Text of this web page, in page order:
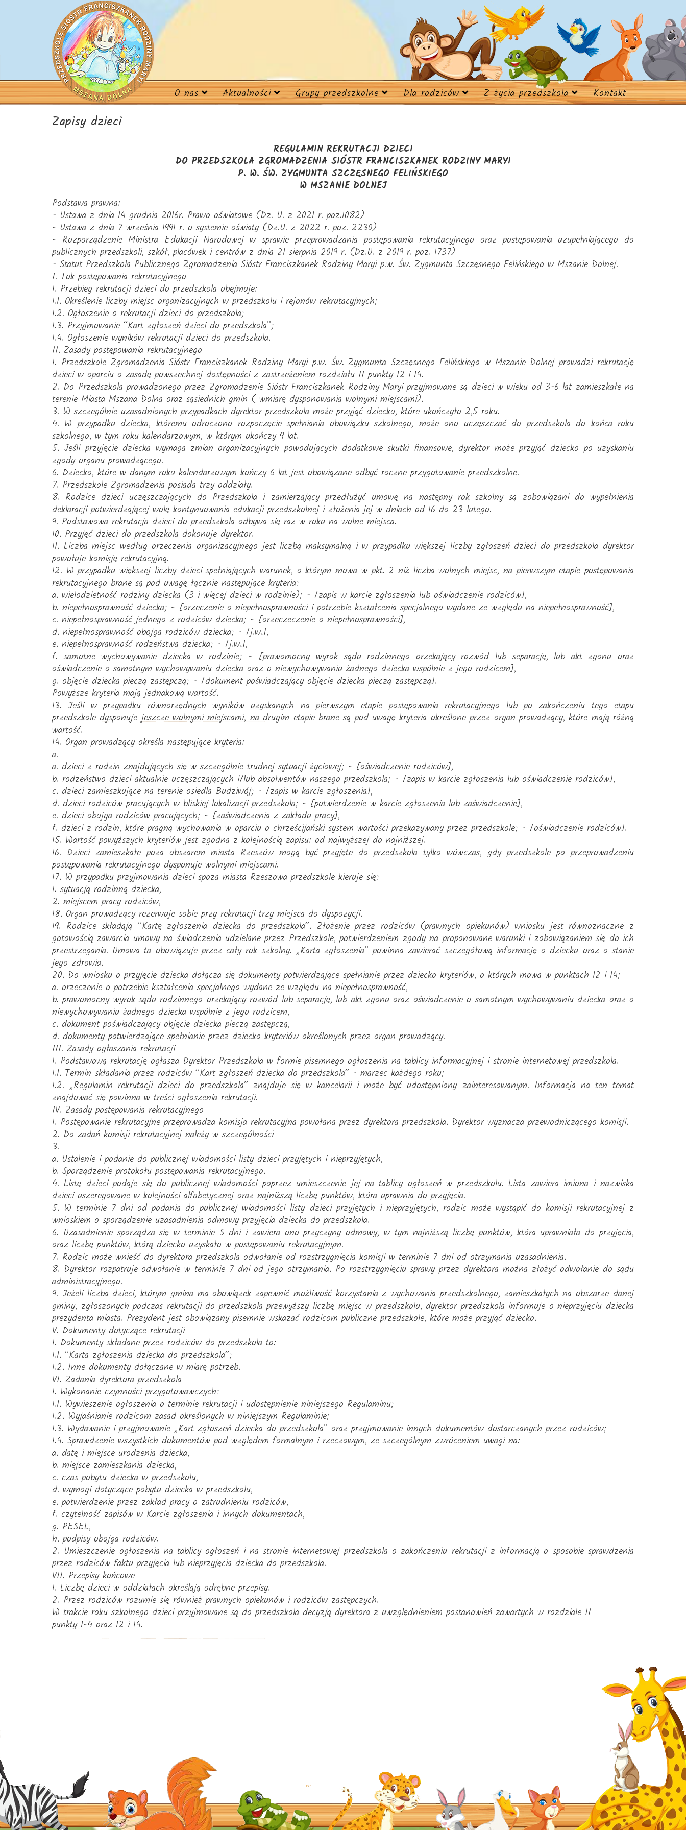
O nas Aktualności Grupy przedszkolne Dla rodziców Z życia przedszkola Kontakt
Zapisy dzieci
REGULAMIN REKRUTACJI DZIECI
DO PRZEDSZKOLA ZGROMADZENIA SIÓSTR FRANCISZKANEK RODZINY MARYI
P. W. ŚW. ZYGMUNTA SZCZĘSNEGO FELIŃSKIEGO
W MSZANIE DOLNEJ
Podstawa prawna:
- Ustawa z dnia 14 grudnia 2016r. Prawo oświatowe (Dz. U. z 2021 r. poz.1082)
- Ustawa z dnia 7 września 1991 r. o systemie oświaty (Dz.U. z 2022 r. poz. 2230)
- Rozporządzenie Ministra Edukacji Narodowej w sprawie przeprowadzania postępowania rekrutacyjnego oraz postępowania uzupełniającego do
publicznych przedszkoli, szkół, placówek i centrów z dnia 21 sierpnia 2019 r. (Dz.U. z 2019 r. poz. 1737)
- Statut Przedszkola Publicznego Zgromadzenia Sióstr Franciszkanek Rodziny Maryi p.w. Św. Zygmunta Szczęsnego Felińskiego w Mszanie Dolnej.
I. Tok postępowania rekrutacyjnego
1. Przebieg rekrutacji dzieci do przedszkola obejmuje:
1.1. Określenie liczby miejsc organizacyjnych w przedszkolu i rejonów rekrutacyjnych;
1.2. Ogłoszenie o rekrutacji dzieci do przedszkola;
1.3. Przyjmowanie “Kart zgłoszeń dzieci do przedszkola”;
1.4. Ogłoszenie wyników rekrutacji dzieci do przedszkola.
II. Zasady postępowania rekrutacyjnego
1. Przedszkole Zgromadzenia Sióstr Franciszkanek Rodziny Maryi p.w. Św. Zygmunta Szczęsnego Felińskiego w Mszanie Dolnej prowadzi rekrutację
dzieci w oparciu o zasadę powszechnej dostępności z zastrzeżeniem rozdziału II punkty 12 i 14.
2. Do Przedszkola prowadzonego przez Zgromadzenie Sióstr Franciszkanek Rodziny Maryi przyjmowane są dzieci w wieku od 3-6 lat zamieszkałe na
terenie Miasta Mszana Dolna oraz sąsiednich gmin ( wmiarę dysponowania wolnymi miejscami).
3. W szczególnie uzasadnionych przypadkach dyrektor przedszkola może przyjąć dziecko, które ukończyło 2,5 roku.
4. W przypadku dziecka, któremu odroczono rozpoczęcie spełniania obowiązku szkolnego, może ono uczęszczać do przedszkola do końca roku
szkolnego, w tym roku kalendarzowym, w którym ukończy 9 lat.
5. Jeśli przyjęcie dziecka wymaga zmian organizacyjnych powodujących dodatkowe skutki finansowe, dyrektor może przyjąć dziecko po uzyskaniu
zgody organu prowadzącego.
6. Dziecko, które w danym roku kalendarzowym kończy 6 lat jest obowiązane odbyć roczne przygotowanie przedszkolne.
7. Przedszkole Zgromadzenia posiada trzy oddziały.
8. Rodzice dzieci uczęszczających do Przedszkola i zamierzający przedłużyć umowę na następny rok szkolny są zobowiązani do wypełnienia
deklaracji potwierdzającej wolę kontynuowania edukacji przedszkolnej i złożenia jej w dniach od 16 do 23 lutego.
9. Podstawowa rekrutacja dzieci do przedszkola odbywa się raz w roku na wolne miejsca.
10. Przyjęć dzieci do przedszkola dokonuje dyrektor.
11. Liczba miejsc według orzeczenia organizacyjnego jest liczbą maksymalną i w przypadku większej liczby zgłoszeń dzieci do przedszkola dyrektor
powołuje komisję rekrutacyjną.
12. W przypadku większej liczby dzieci spełniających warunek, o którym mowa w pkt. 2 niż liczba wolnych miejsc, na pierwszym etapie postępowania
rekrutacyjnego brane są pod uwagę łącznie następujące kryteria:
a. wielodzietność rodziny dziecka (3 i więcej dzieci w rodzinie); - [zapis w karcie zgłoszenia lub oświadczenie rodziców],
b. niepełnosprawność dziecka; - [orzeczenie o niepełnosprawności i potrzebie kształcenia specjalnego wydane ze względu na niepełnosprawność],
c. niepełnosprawność jednego z rodziców dziecka; - [orzeczeczenie o niepełnosprawności],
d. niepełnosprawność obojga rodziców dziecka; - [j.w.],
e. niepełnosprawność rodzeństwa dziecka; - [j.w.],
f. samotne wychowywanie dziecka w rodzinie; - [prawomocny wyrok sądu rodzinnego orzekający rozwód lub separację, lub akt zgonu oraz
oświadczenie o samotnym wychowywaniu dziecka oraz o niewychowywaniu żadnego dziecka wspólnie z jego rodzicem],
g. objęcie dziecka pieczą zastępczą; - [dokument poświadczający objęcie dziecka pieczą zastępczą].
Powyższe kryteria mają jednakową wartość.
13. Jeśli w przypadku równorzędnych wyników uzyskanych na pierwszym etapie postępowania rekrutacyjnego lub po zakończeniu tego etapu
przedszkole dysponuje jeszcze wolnymi miejscami, na drugim etapie brane są pod uwagę kryteria określone przez organ prowadzący, które mają różną
wartość.
14. Organ prowadzący określa następujące kryteria:
a.
a. dzieci z rodzin znajdujących się w szczególnie trudnej sytuacji życiowej; - [oświadczenie rodziców],
b. rodzeństwo dzieci aktualnie uczęszczających i/lub absolwentów naszego przedszkola; - [zapis w karcie zgłoszenia lub oświadczenie rodziców],
c. dzieci zamieszkujące na terenie osiedla Budziwój; - [zapis w karcie zgłoszenia],
d. dzieci rodziców pracujących w bliskiej lokalizacji przedszkola; - [potwierdzenie w karcie zgłoszenia lub zaświadczenie],
e. dzieci obojga rodziców pracujących; - [zaświadczenia z zakładu pracy],
f. dzieci z rodzin, które pragną wychowania w oparciu o chrześcijański system wartości przekazywany przez przedszkole; - [oświadczenie rodziców].
15. Wartość powyższych kryteriów jest zgodna z kolejnością zapisu: od najwyższej do najniższej.
16. Dzieci zamieszkałe poza obszarem miasta Rzeszów mogą być przyjęte do przedszkola tylko wówczas, gdy przedszkole po przeprowadzeniu
postępowania rekrutacyjnego dysponuje wolnymi miejscami.
17. W przypadku przyjmowania dzieci spoza miasta Rzeszowa przedszkole kieruje się:
1. sytuacją rodzinną dziecka,
2. miejscem pracy rodziców,
18. Organ prowadzący rezerwuje sobie przy rekrutacji trzy miejsca do dyspozycji.
19. Rodzice składają ”Kartę zgłoszenia dziecka do przedszkola”. Złożenie przez rodziców (prawnych opiekunów) wniosku jest równoznaczne z
gotowością zawarcia umowy na świadczenia udzielane przez Przedszkole, potwierdzeniem zgody na proponowane warunki i zobowiązaniem się do ich
przestrzegania. Umowa ta obowiązuje przez cały rok szkolny. „Karta zgłoszenia” powinna zawierać szczegółową informację o dziecku oraz o stanie
jego zdrowia.
20. Do wniosku o przyjęcie dziecka dołącza się dokumenty potwierdzające spełnianie przez dziecko kryteriów, o których mowa w punktach 12 i 14;
a. orzeczenie o potrzebie kształcenia specjalnego wydane ze względu na niepełnosprawność,
b. prawomocny wyrok sądu rodzinnego orzekający rozwód lub separację, lub akt zgonu oraz oświadczenie o samotnym wychowywaniu dziecka oraz o
niewychowywaniu żadnego dziecka wspólnie z jego rodzicem,
c. dokument poświadczający objęcie dziecka pieczą zastępczą,
d. dokumenty potwierdzające spełnianie przez dziecko kryteriów określonych przez organ prowadzący.
III. Zasady ogłaszania rekrutacji
1. Podstawową rekrutację ogłasza Dyrektor Przedszkola w formie pisemnego ogłoszenia na tablicy informacyjnej i stronie internetowej przedszkola.
1.1. Termin składania przez rodziców ”Kart zgłoszeń dziecka do przedszkola” - marzec każdego roku;
1.2. „Regulamin rekrutacji dzieci do przedszkola” znajduje się w kancelarii i może być udostępniony zainteresowanym. Informacja na ten temat
znajdować się powinna w treści ogłoszenia rekrutacji.
IV. Zasady postępowania rekrutacyjnego
1. Postępowanie rekrutacyjne przeprowadza komisja rekrutacyjna powołana przez dyrektora przedszkola. Dyrektor wyznacza przewodniczącego komisji.
2. Do zadań komisji rekrutacyjnej należy w szczególności
3.
a. Ustalenie i podanie do publicznej wiadomości listy dzieci przyjętych i nieprzyjętych,
b. Sporządzenie protokołu postępowania rekrutacyjnego.
4. Listę dzieci podaje się do publicznej wiadomości poprzez umieszczenie jej na tablicy ogłoszeń w przedszkolu. Lista zawiera imiona i nazwiska
dzieci uszeregowane w kolejności alfabetycznej oraz najniższą liczbę punktów, która uprawnia do przyjęcia.
5. W terminie 7 dni od podania do publicznej wiadomości listy dzieci przyjętych i nieprzyjętych, rodzic może wystąpić do komisji rekrutacyjnej z
wnioskiem o sporządzenie uzasadnienia odmowy przyjęcia dziecka do przedszkola.
6. Uzasadnienie sporządza się w terminie 5 dni i zawiera ono przyczyny odmowy, w tym najniższą liczbę punktów, która uprawniała do przyjęcia,
oraz liczbę punktów, którą dziecko uzyskało w postępowaniu rekrutacyjnym.
7. Rodzic może wnieść do dyrektora przedszkola odwołanie od rozstrzygnięcia komisji w terminie 7 dni od otrzymania uzasadnienia.
8. Dyrektor rozpatruje odwołanie w terminie 7 dni od jego otrzymania. Po rozstrzygnięciu sprawy przez dyrektora można złożyć odwołanie do sądu
administracyjnego.
9. Jeżeli liczba dzieci, którym gmina ma obowiązek zapewnić możliwość korzystania z wychowania przedszkolnego, zamieszkałych na obszarze danej
gminy, zgłoszonych podczas rekrutacji do przedszkola przewyższy liczbę miejsc w przedszkolu, dyrektor przedszkola informuje o nieprzyjęciu dziecka
prezydenta miasta. Prezydent jest obowiązany pisemnie wskazać rodzicom publiczne przedszkole, które może przyjąć dziecko.
V. Dokumenty dotyczące rekrutacji
1. Dokumenty składane przez rodziców do przedszkola to:
1.1. ”Karta zgłoszenia dziecka do przedszkola”;
1.2. Inne dokumenty dołączane w miarę potrzeb.
VI. Zadania dyrektora przedszkola
1. Wykonanie czynności przygotowawczych:
1.1. Wywieszenie ogłoszenia o terminie rekrutacji i udostępnienie niniejszego Regulaminu;
1.2. Wyjaśnianie rodzicom zasad określonych w niniejszym Regulaminie;
1.3. Wydawanie i przyjmowanie „Kart zgłoszeń dziecka do przedszkola” oraz przyjmowanie innych dokumentów dostarczanych przez rodziców;
1.4. Sprawdzenie wszystkich dokumentów pod względem formalnym i rzeczowym, ze szczególnym zwróceniem uwagi na:
a. datę i miejsce urodzenia dziecka,
b. miejsce zamieszkania dziecka,
c. czas pobytu dziecka w przedszkolu,
d. wymogi dotyczące pobytu dziecka w przedszkolu,
e. potwierdzenie przez zakład pracy o zatrudnieniu rodziców,
f. czytelność zapisów w Karcie zgłoszenia i innych dokumentach,
g. PESEL,
h. podpisy obojga rodziców.
2. Umieszczenie ogłoszenia na tablicy ogłoszeń i na stronie internetowej przedszkola o zakończeniu rekrutacji z informacją o sposobie sprawdzenia
przez rodziców faktu przyjęcia lub nieprzyjęcia dziecka do przedszkola.
VII. Przepisy końcowe
1. Liczbę dzieci w oddziałach określają odrębne przepisy.
2. Przez rodziców rozumie się również prawnych opiekunów i rodziców zastępczych.
W trakcie roku szkolnego dzieci przyjmowane są do przedszkola decyzją dyrektora z uwzględnieniem postanowień zawartych w rozdziale II
punkty 1-4 oraz 12 i 14.